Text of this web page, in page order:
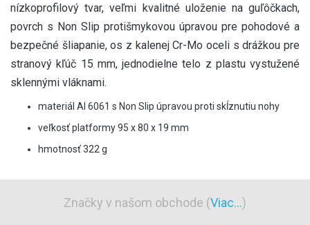
nízkoprofilový tvar, veľmi kvalitné uloženie na guľôčkach,
povrch s Non Slip protišmykovou úpravou pre pohodové a
bezpečné šliapanie, os z kalenej Cr-Mo oceli s drážkou pre
stranový kľúč 15 mm, jednodielne telo z plastu vystužené
sklennými vláknami.
materiál Al 6061 s Non Slip úpravou proti skĺznutiu nohy
veľkosť platformy 95 x 80 x 19 mm
hmotnosť 322 g
Značky v našom obchode (Viac...)